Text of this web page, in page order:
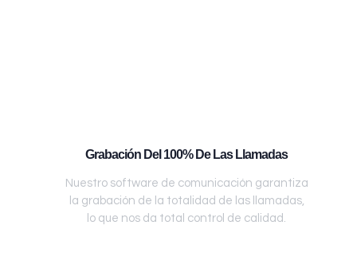
Grabación Del 100% De Las Llamadas
Nuestro software de comunicación garantiza
la grabación de la totalidad de las llamadas,
lo que nos da total control de calidad.